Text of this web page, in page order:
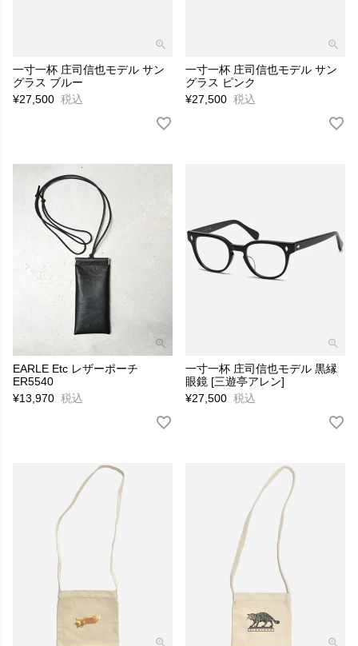
一寸一杯 庄司信也モデル サン
グラス ブルー
¥27,500 税込
一寸一杯 庄司信也モデル サン
グラス ピンク
¥27,500 税込
EARLE Etc レザーポーチ
ER5540
¥13,970 税込
一寸一杯 庄司信也モデル 黒縁
眼鏡 [三遊亭アレン]
¥27,500 税込